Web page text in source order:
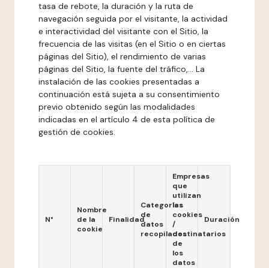
tasa de rebote, la duración y la ruta de
navegación seguida por el visitante, la actividad
e interactividad del visitante con el Sitio, la
frecuencia de las visitas (en el Sitio o en ciertas
páginas del Sitio), el rendimiento de varias
páginas del Sitio, la fuente del tráfico,... La
instalación de las cookies presentadas a
continuación está sujeta a su consentimiento
previo obtenido según las modalidades
indicadas en el artículo 4 de esta política de
gestión de cookies.
N°
Nombre
de la
cookie
Finalidad
Categorías
de
datos
recopilados
Empresas
que
utilizan
las
cookies
/
destinatarios
de
los
datos
Duración